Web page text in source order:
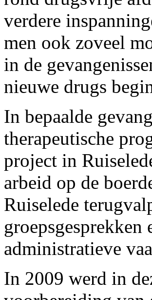
verdere
men ook zoveel
in de
nieuwe drugs
In bepaalde
therapeutische
project in
arbeid op de
Ruiselede
administratieve
In 2009 werd in